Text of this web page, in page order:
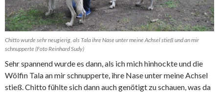
Chitto wurde sehr neugierig, als Tala ihre Nase unter meine Achsel stieß und an mir
schnupperte (Foto Reinhard Sudy)
Sehr spannend wurde es dann, als ich mich hinhockte und die
Wölfin Tala an mir schnupperte, ihre Nase unter meine Achsel
stieß. Chitto fühlte sich dann auch genötigt zu schauen, was da